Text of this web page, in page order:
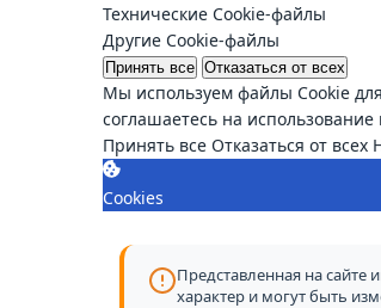
Технические Cookie-файлы
Другие Cookie-файлы
Принять все Отказаться от всех
Мы используем файлы Cookie
соглашаетесь на
Принять все Отказаться от всех
Cookies
Представленная на сайте
характер и могут быть